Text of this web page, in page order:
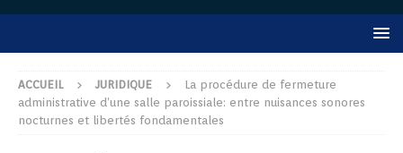
ACCUEIL JURIDIQUE
La procédure de fermeture
administrative d’une salle paroissiale: entre nuisances sonores
nocturnes et libertés fondamentales